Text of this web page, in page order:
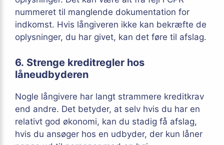
nummeret til manglende dokumentation for
indkomst. Hvis långiveren ikke kan bekræfte de
oplysninger, du har givet, kan det føre til afslag.
6. Strenge kreditregler hos
låneudbyderen
Nogle långivere har langt strammere kreditkrav
end andre. Det betyder, at selv hvis du har en
relativt god økonomi, kan du stadig få afslag,
hvis du ansøger hos en udbyder, der kun låner